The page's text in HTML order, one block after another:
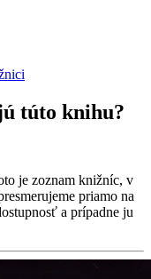
túto knihu?
je zoznam knižníc, v
priamo na
a prípadne ju